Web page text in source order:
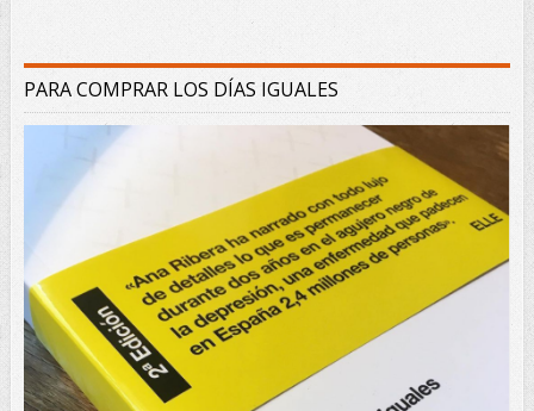
PARA COMPRAR LOS DÍAS IGUALES